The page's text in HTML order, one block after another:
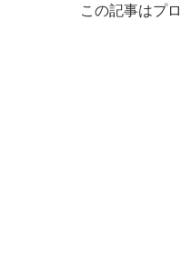
この記事はプ